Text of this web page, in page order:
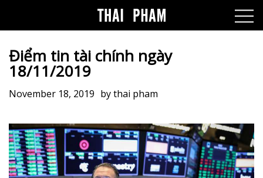
Điểm tin tài chính ngày
18/11/2019
November 18, 2019 bythai pham